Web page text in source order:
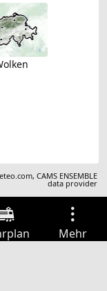
,CAMS ENSEMBLE
data provider
Mehr